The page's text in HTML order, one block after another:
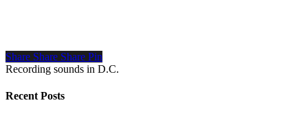
Share Share Share Pin
Recording sounds in D.C.
Recent Posts